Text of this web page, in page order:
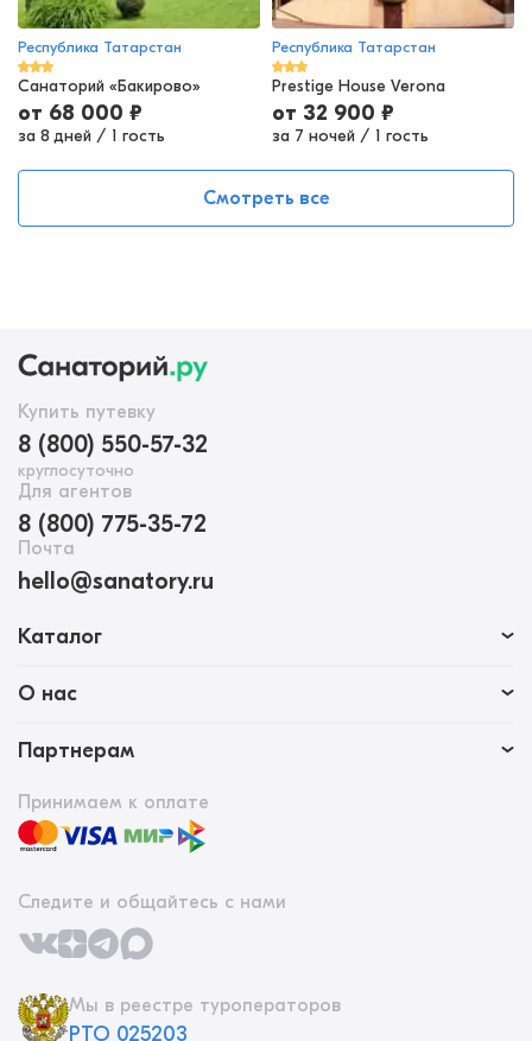
Республика Татарстан
Санаторий «Бакирово»
от 68 000 ₽
за 8 дней / 1 гость
Республика Татарстан
Prestige House Verona
от 32 900 ₽
за 7 ночей / 1 гость
Смотреть все
Купить путевку
8 (800) 550-57-32
круглосуточно
Для агентов
8 (800) 775-35-72
Почта
hello@sanatory.ru
Каталог
О нас
Партнерам
Принимаем к оплате
Следите и общайтесь с нами
Мы в реестре туроператоров
РТО 025203